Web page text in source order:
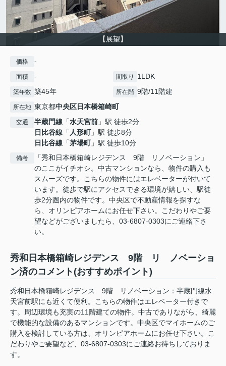
【展望】
価格 -
面積 - 間取り 1LDK
築年数 築45年 所在階 9階/11階建
所在地 東京都中央区日本橋箱崎町
交通 半蔵門線 「水天宮前 」駅 徒歩2分
日比谷線 「 人形町」駅 徒歩8分
日比谷線 「茅場町」駅 徒歩10分
備考
「秀和日本橋箱崎レジデンス 9階 リノベーション」
のここがイチオシ。中古マンションなら、物件の購入も
スムーズです。こちらの物件にはエレベーターが付いて
います。徒歩で駅にアクセスできる環境が嬉しい、駅徒
歩2分圏内の物件です。中央区で不動産情報を探すな
ら、オリンピアホームにお任せ下さい。こだわりやご要
望などがございましたら、03-6807-0303にご連絡下さ
い。
秀和日本橋箱崎レジデンス 9階 リ ノベーショ
ン済のコメント(おすすめポイント)
秀和日本橋箱崎レジデンス 9階 リノベーション：半蔵門線水
天宮前駅にも近くて便利。こちらの物件はエレベーター付きで
す。周辺環境も充実の11階建ての物件。中古でありながら、綺麗
で機能的な設備のあるマンションです。中央区でマイホームのご
購入を検討している方は、オリンピアホームにお任せ下さい。こ
だわりやご要望など、03-6807-0303にご連絡お待ちしておりま
す。